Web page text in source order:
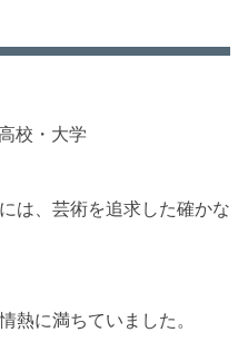
校・大学
は、芸術を追求した確かな
熱に満ちていました。